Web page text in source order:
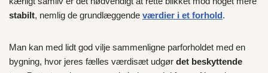
stabilt, nemlig de grundlæggende værdier i et forhold.
Man kan med lidt god vilje sammenligne parforholdet med en
bygning, hvor jeres fælles værdisæt udgør det beskyttende